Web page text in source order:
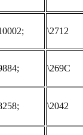
\2712
\269C
\2042